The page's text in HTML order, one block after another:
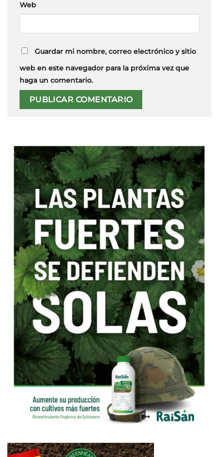
Web
Guardar mi nombre, correo electrónico y sitio
web en este navegador para la próxima vez que
haga un comentario.